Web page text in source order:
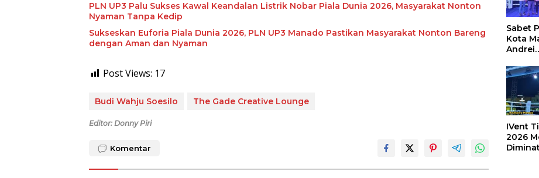
PLN UP3 Palu Sukses Kawal Keandalan Listrik Nobar Piala Dunia 2026, Masyarakat Nonton
Nyaman Tanpa Kedip
Sukseskan Euforia Piala Dunia 2026, PLN UP3 Manado Pastikan Masyarakat Nonton Bareng
dengan Aman dan Nyaman
Post Views: 17
Budi Wahju Soesilo The Gade Creative Lounge
Editor: Donny Piri
Komentar
Sabet
Kota
Andrei
Boxing
Umum
2026
IVent
2026